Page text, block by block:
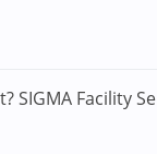
SIGMA Facility